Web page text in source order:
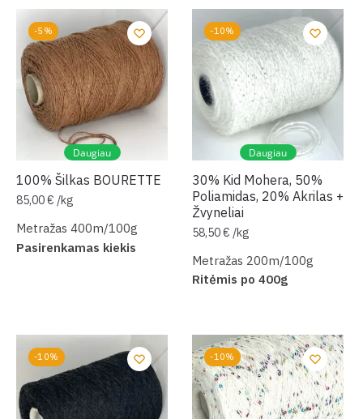
-5%
Daugiau
100% Šilkas BOURETTE
85,00€ /kg
Metražas 400m/100g
Pasirenkamas kiekis
-10%
Daugiau
30% Kid Mohera, 50%
Poliamidas, 20% Akrilas +
Žvyneliai
58,50€ /kg
Metražas 200m/100g
Ritėmis po 400g
-10% -10%